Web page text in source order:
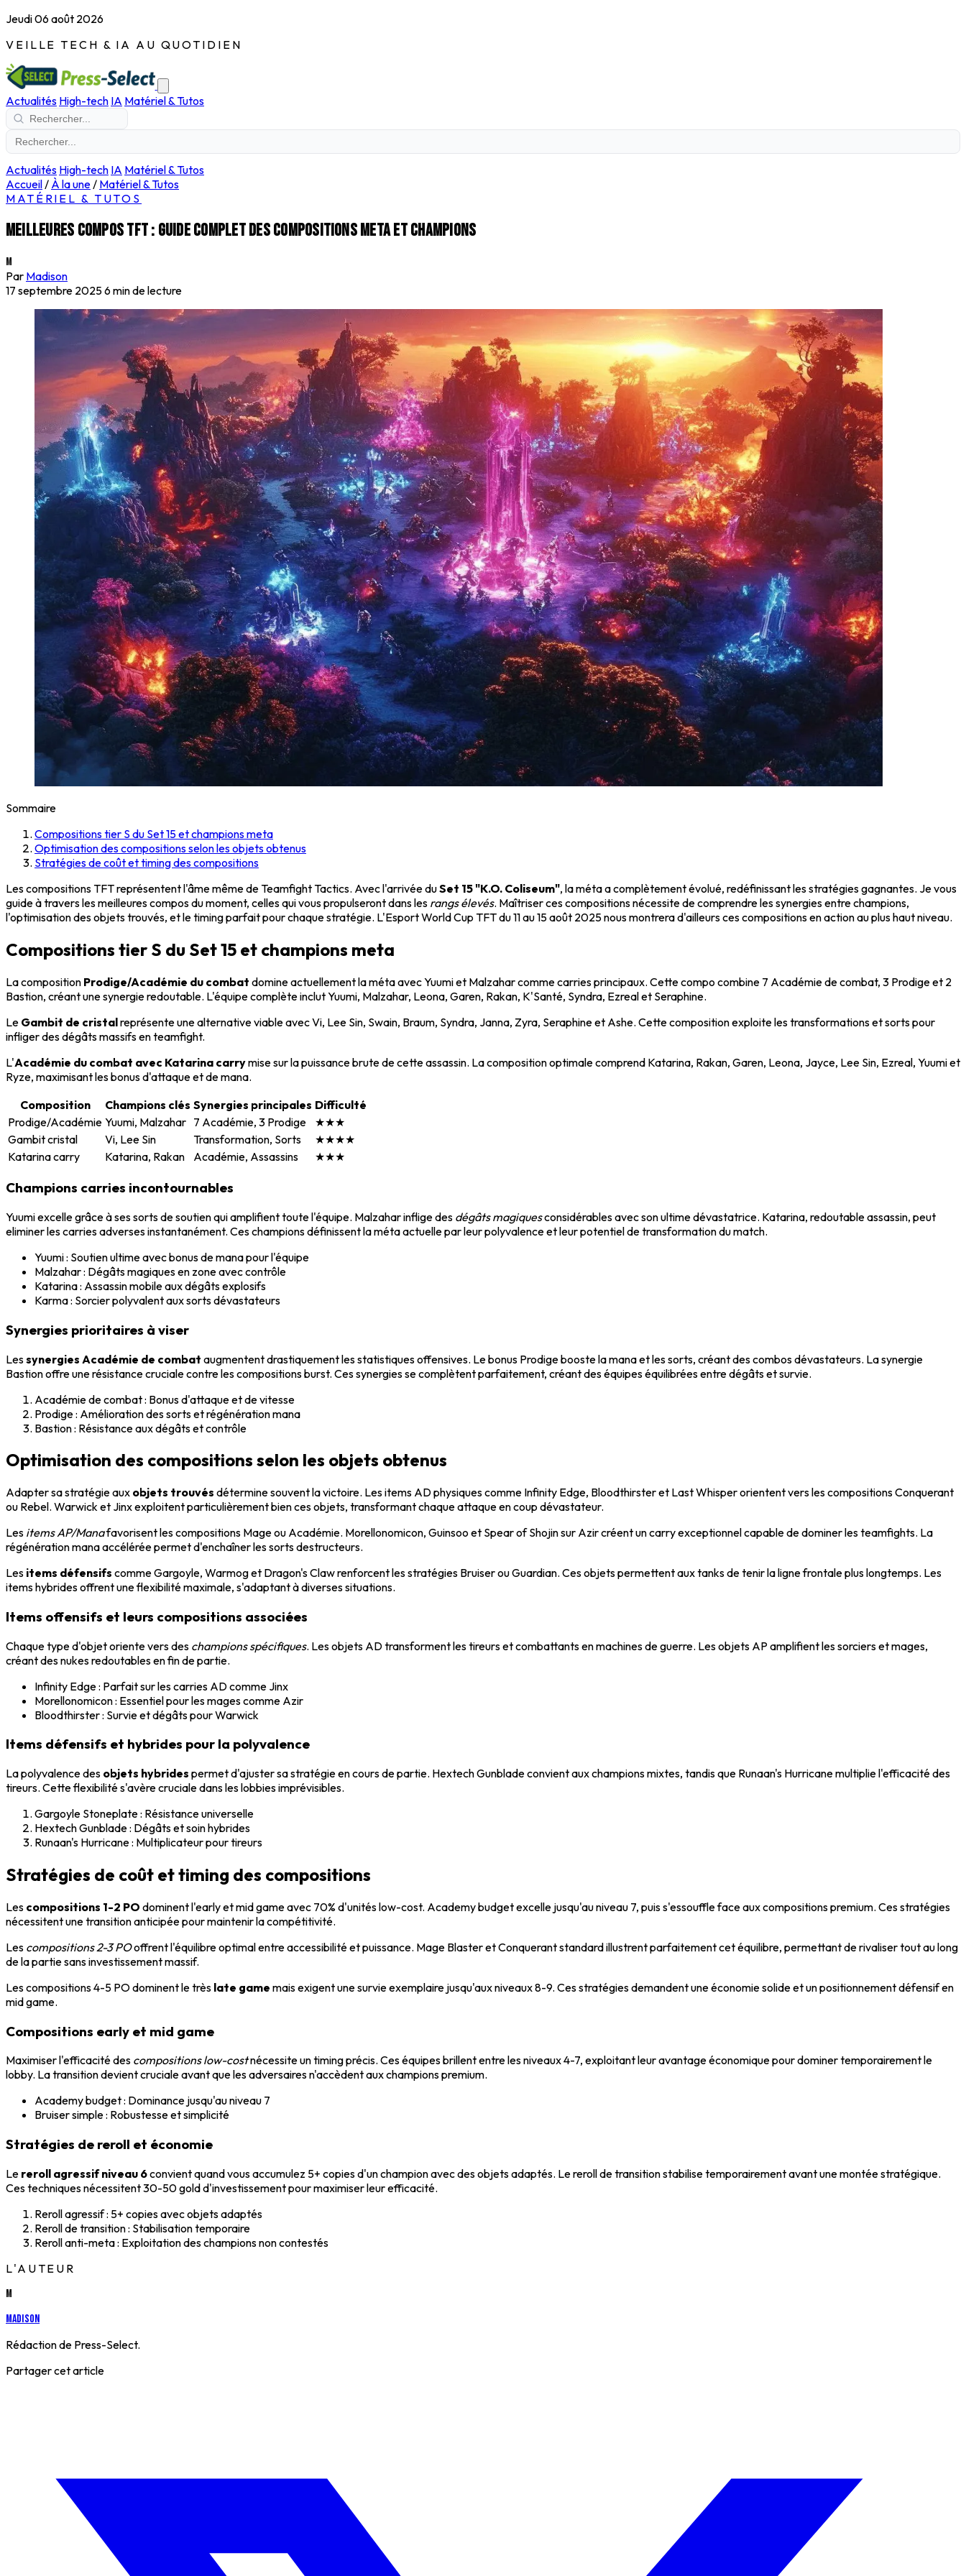
Jeudi 06 août 2026
VEILLE TECH & IA AU QUOTIDIEN
Actualités High-tech IA Matériel & Tutos
Actualités High-tech IA Matériel & Tutos
Accueil/ À la une/ Matériel & Tutos
MATÉRIEL & TUTOS
Meilleures compos TFT : guide complet des compositions meta et champions
M
Par Madison
17 septembre 20256 min de lecture
Sommaire
Compositions tier S du Set 15 et champions meta
Optimisation des compositions selon les objets obtenus
Stratégies de coût et timing des compositions
Les compositions TFT représentent l'âme même de Teamfight Tactics. Avec l'arrivée duSet 15 "K.O. Coliseum", la méta a complètement évolué, redéfinissant les stratégies gagnantes. Je vous
guide à travers les meilleures compos du moment, celles qui vous propulseront dans les rangs élevés. Maîtriser ces compositions nécessite de comprendre les synergies entre champions,
l'optimisation des objets trouvés, et le timing parfait pour chaque stratégie. L'Esport World Cup TFT du 11 au 15 août 2025 nous montrera d'ailleurs ces compositions en action au plus haut niveau.
Compositions tier S du Set 15 et champions meta
La composition Prodige/Académie du combat domine actuellement la méta avec Yuumi et Malzahar comme carries principaux. Cette compo combine 7 Académie de combat, 3 Prodige et 2
Bastion, créant une synergie redoutable. L'équipe complète inclut Yuumi, Malzahar, Leona, Garen, Rakan, K'Santé, Syndra, Ezreal et Seraphine.
Le Gambit de cristalreprésente une alternative viable avec Vi, Lee Sin, Swain, Braum, Syndra, Janna, Zyra, Seraphine et Ashe. Cette composition exploite les transformations et sorts pour
infliger des dégâts massifs en teamfight.
L'Académie du combat avec Katarina carrymise sur la puissance brute de cette assassin. La composition optimale comprend Katarina, Rakan, Garen, Leona, Jayce, Lee Sin, Ezreal, Yuumi et
Ryze, maximisant les bonus d'attaque et de mana.
Composition
Champions clés Synergies principales Difficulté
Prodige/Académie Yuumi, Malzahar 7 Académie, 3 Prodige
★★★
Gambit cristal
Vi, Lee Sin Transformation, Sorts
★★★★
Katarina carry
Katarina, Rakan Académie, Assassins ★★★
Champions carries incontournables
Yuumi excelle grâce à ses sorts de soutien qui amplifient toute l'équipe. Malzahar inflige des dégâts magiquesconsidérables avec son ultime dévastatrice. Katarina, redoutable assassin, peut
eliminer les carries adverses instantanément. Ces champions définissent la méta actuelle par leur polyvalence et leur potentiel de transformation du match.
Yuumi : Soutien ultime avec bonus de mana pour l'équipe
Malzahar : Dégâts magiques en zone avec contrôle
Katarina : Assassin mobile aux dégâts explosifs
Karma : Sorcier polyvalent aux sorts dévastateurs
Synergies prioritaires à viser
Lessynergies Académie de combat augmentent drastiquement les statistiques offensives. Le bonus Prodige booste la mana et les sorts, créant des combos dévastateurs. La synergie
Bastion offre une résistance cruciale contre les compositions burst. Ces synergies se complètent parfaitement, créant des équipes équilibrées entre dégâts et survie.
Académie de combat : Bonus d'attaque et de vitesse
Prodige : Amélioration des sorts et régénération mana
Bastion : Résistance aux dégâts et contrôle
Optimisation des compositions selon les objets obtenus
Adapter sa stratégie aux objets trouvés détermine souvent la victoire. Les items AD physiques comme Infinity Edge, Bloodthirster et Last Whisper orientent vers les compositions Conquerant
ou Rebel. Warwick et Jinx exploitent particulièrement bien ces objets, transformant chaque attaque en coup dévastateur.
Les items AP/Manafavorisent les compositions Mage ou Académie. Morellonomicon, Guinsoo et Spear of Shojin sur Azir créent un carry exceptionnel capable de dominer les teamfights. La
régénération mana accélérée permet d'enchaîner les sorts destructeurs.
Les items défensifs comme Gargoyle, Warmog et Dragon's Claw renforcent les stratégies Bruiser ou Guardian. Ces objets permettent aux tanks de tenir la ligne frontale plus longtemps. Les
items hybrides offrent une flexibilité maximale, s'adaptant à diverses situations.
Items offensifs et leurs compositions associées
Chaque type d'objet oriente vers des champions spécifiques. Les objets AD transforment les tireurs et combattants en machines de guerre. Les objets AP amplifient les sorciers et mages,
créant des nukes redoutables en fin de partie.
Infinity Edge : Parfait sur les carries AD comme Jinx
Morellonomicon : Essentiel pour les mages comme Azir
Bloodthirster : Survie et dégâts pour Warwick
Items défensifs et hybrides pour la polyvalence
La polyvalence des objets hybrides permet d'ajuster sa stratégie en cours de partie. Hextech Gunblade convient aux champions mixtes, tandis que Runaan's Hurricane multiplie l'efficacité des
tireurs. Cette flexibilité s'avère cruciale dans les lobbies imprévisibles.
Gargoyle Stoneplate : Résistance universelle
Hextech Gunblade : Dégâts et soin hybrides
Runaan's Hurricane : Multiplicateur pour tireurs
Stratégies de coût et timing des compositions
Les compositions 1-2 PO dominent l'early et mid game avec 70% d'unités low-cost. Academy budget excelle jusqu'au niveau 7, puis s'essouffle face aux compositions premium. Ces stratégies
nécessitent une transition anticipée pour maintenir la compétitivité.
Les compositions 2-3 POoffrent l'équilibre optimal entre accessibilité et puissance. Mage Blaster et Conquerant standard illustrent parfaitement cet équilibre, permettant de rivaliser tout au long
de la partie sans investissement massif.
Les compositions 4-5 PO dominent le très late game mais exigent une survie exemplaire jusqu'aux niveaux 8-9. Ces stratégies demandent une économie solide et un positionnement défensif en
mid game.
Compositions early et mid game
Maximiser l'efficacité des compositions low-costnécessite un timing précis. Ces équipes brillent entre les niveaux 4-7, exploitant leur avantage économique pour dominer temporairement le
lobby. La transition devient cruciale avant que les adversaires n'accèdent aux champions premium.
Academy budget : Dominance jusqu'au niveau 7
Bruiser simple : Robustesse et simplicité
Stratégies de reroll et économie
Le reroll agressif niveau 6convient quand vous accumulez 5+ copies d'un champion avec des objets adaptés. Le reroll de transition stabilise temporairement avant une montée stratégique.
Ces techniques nécessitent 30-50 gold d'investissement pour maximiser leur efficacité.
Reroll agressif : 5+ copies avec objets adaptés
Reroll de transition : Stabilisation temporaire
Reroll anti-meta : Exploitation des champions non contestés
L'AUTEUR
M
Madison
Rédaction de Press-Select.
Partager cet article